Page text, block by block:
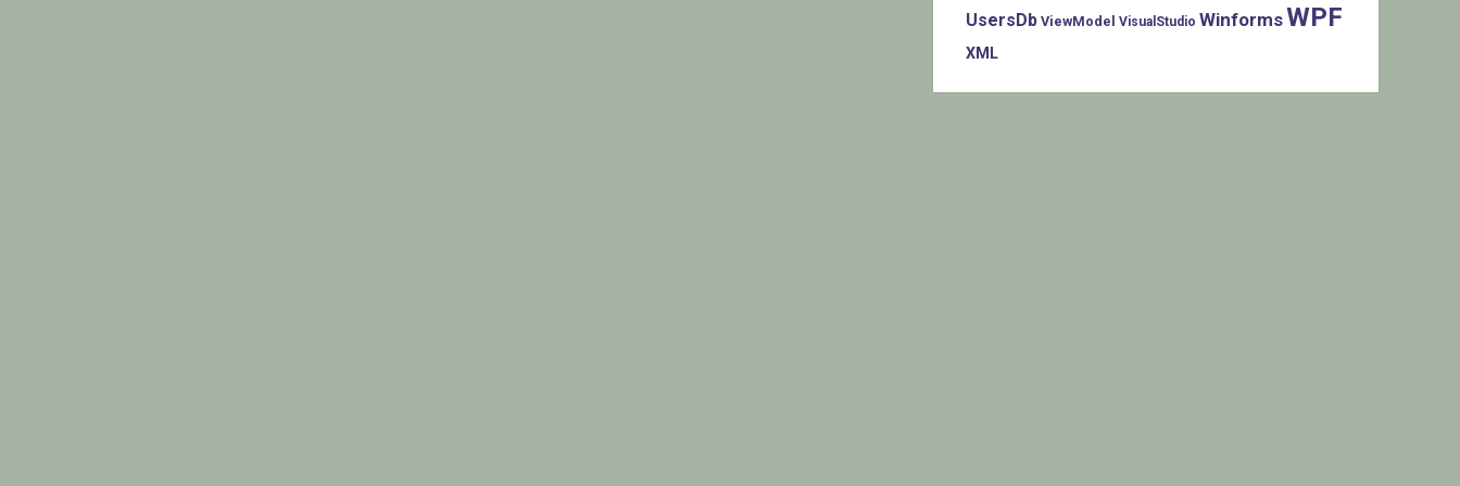
UsersDb ViewModel VisualStudio WinformsWPF
XML